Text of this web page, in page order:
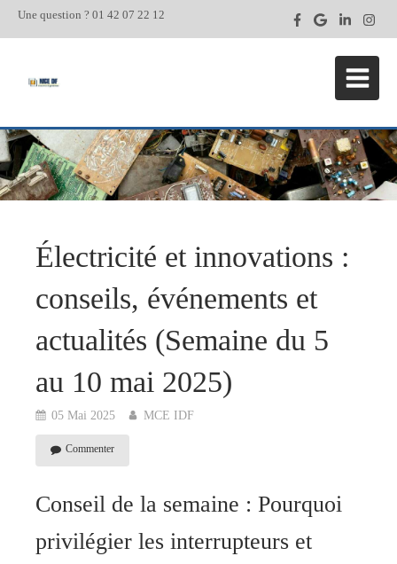
Une question ? 01 42 07 22 12
Électricité et innovations :
conseils, événements et
actualités (Semaine du 5
au 10 mai 2025)
05 Mai 2025 MCE IDF
Commenter
Conseil de la semaine : Pourquoi
privilégier les interrupteurs et